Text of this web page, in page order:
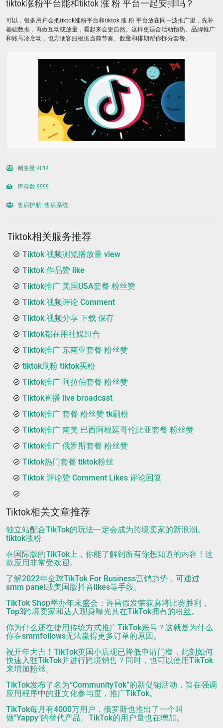
tiktok涨粉平台能和tiktok 涨 粉 平台一起安排吗？
可以，很多用户会把tiktok涨粉平台和tiktok 涨 粉 平台放在同一波推广里，先补
基础数据，再做互动或放量，看起来会更自然。这样更适合活动预热、品牌推广
和账号冷启动，也方便客服根据当前节奏、数量和排期帮你拆分套餐。
销售量:4014
库存数:9999
售后护航: 售后系统
Tiktok相关服务推荐
Tiktok 视频浏览播放量 view
Tiktok 作品赞 like
Tiktok推广 美国USA套餐 粉丝赞
Tiktok 视频评论 Comment
Tiktok 视频分享 下载 保存
Tiktok都在用社媒组合
Tiktok推广 东南亚套餐 粉丝赞
tiktok刷粉 tiktok买粉
Tiktok推广 阿拉伯套餐 粉丝赞
Tiktok直播 live broadcast
Tiktok推广 套餐 粉丝赞 tk刷粉
Tiktok推广 南美 巴西阿根廷哥伦比亚套餐 粉丝赞
Tiktok推广 俄罗斯套餐 粉丝赞
Tiktok热门套餐 tiktok粉丝
Tiktok 评论赞 Comment Likes 评论回复
Tiktok相关文章推荐
独立站配合TikTok的玩法一定会成为跨境卖家的新浪潮。
tiktok涨粉
在国际版的TikTok上，你能了解到所有你想知道的内容！这
款应用非常受欢迎。
了解2022年全球TikTok For Business营销趋势，可通过
smm panel或美国版抖音likes等手段。
TikTok Shop举办年末盛会：许昌假发荣获麻将比赛胜利，
Top3跨境卖家和达人现身曝光其在TikTok拥有的粉丝。
你为什么还在使用传统方式推广TikTok账号？这就是为什么
你在smmfollows无法赢得更多订单的原因。
祝开年大吉！TikTok英国小店现已降低申请门槛，此刻如何
快速入驻TikTok并进行跨境销售？同时，也可以使用TikTok
来增加粉丝。
TikTok发布了名为“CommunityTok”的新促销活动，旨在强调
应用程序中的亚文化参与度，推广TikTok。
TikTok每月有4000万用户，俄罗斯也推出了一个叫
做"Yappy"的替代产品。TikTok的用户量也在增加。